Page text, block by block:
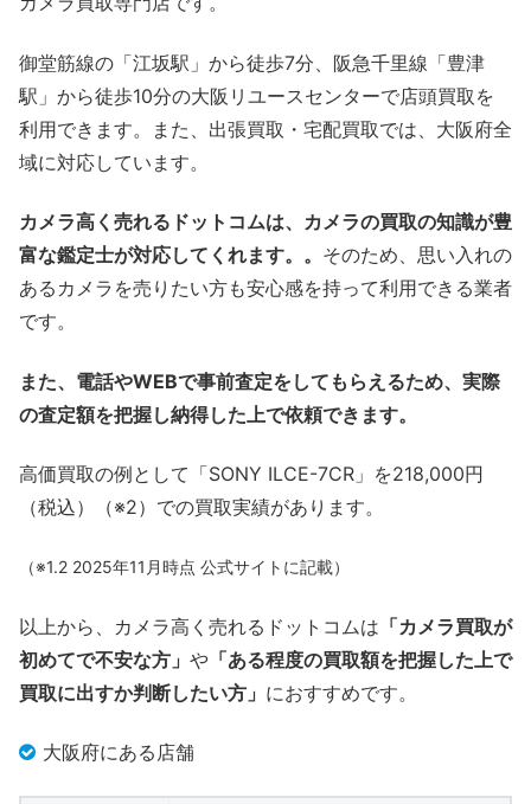
御堂筋線の「江坂駅」から徒歩7分、阪急千里線「豊津
駅」から徒歩10分の大阪リユースセンターで店頭買取を
利用できます。また、出張買取・宅配買取では、大阪府全
域に対応しています。
カメラ高く売れるドットコムは、カメラの買取の知識が豊
富な鑑定士が対応してくれます。。 そのため、思い入れの
あるカメラを売りたい方も安心感を持って利用できる業者
です。
また、電話やWEBで事前査定をしてもらえるため、実際
の査定額を把握し納得した上で依頼できます。
高価買取の例として「SONY ILCE-7CR」を218,000円
（税込）（※2）での買取実績があります。
（※1.2 2025年11月時点 公式サイトに記載）
以上から、カメラ高く売れるドットコムは 「カメラ買取が
初めてで不安な方」 や 「ある程度の買取額を把握した上で
買取に出すか判断したい方」 におすすめです。
大阪府にある店舗